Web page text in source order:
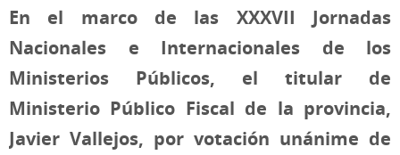
En el marco de las XXXVII Jornadas
Nacionales e Internacionales de los
Ministerios Públicos, el titular de
Ministerio Público Fiscal de la provincia,
Javier Vallejos, por votación unánime de